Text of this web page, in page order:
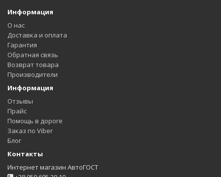
Информация
О нас
Доставка и оплата
Гарантия
Обратная связь
Возврат товара
Производители
Информация
Отзывы
Прайс
Помощь в дороге
Заказ по Viber
Блог
Контакты
Интернет магазин АвтоГОСТ